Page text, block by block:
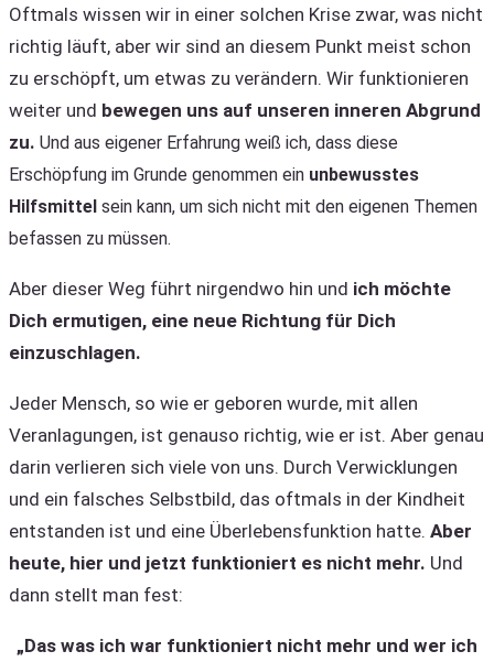
Oftmals wissen wir in einer solchen Krise zwar, was nicht
richtig läuft, aber wir sind an diesem Punkt meist schon
zu erschöpft, um etwas zu verändern. Wir funktionieren
weiter und bewegen uns auf unseren inneren Abgrund
zu. Und aus eigener Erfahrung weiß ich, dass diese
Erschöpfung im Grunde genommen ein unbewusstes
Hilfsmittel sein kann, um sich nicht mit den eigenen Themen
befassen zu müssen.
Aber dieser Weg führt nirgendwo hin und ich möchte
Dich ermutigen, eine neue Richtung für Dich
einzuschlagen.
Jeder Mensch, so wie er geboren wurde, mit allen
Veranlagungen, ist genauso richtig, wie er ist. Aber genau
darin verlieren sich viele von uns. Durch Verwicklungen
und ein falsches Selbstbild, das oftmals in der Kindheit
entstanden ist und eine Überlebensfunktion hatte. Aber
heute, hier und jetzt funktioniert es nicht mehr. Und
dann stellt man fest:
„Das was ich war funktioniert nicht mehr und wer ich